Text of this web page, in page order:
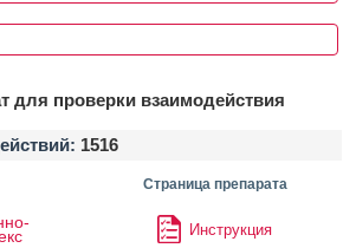
для проверки взаимодействия
1516
Страница препарата
Инструкция